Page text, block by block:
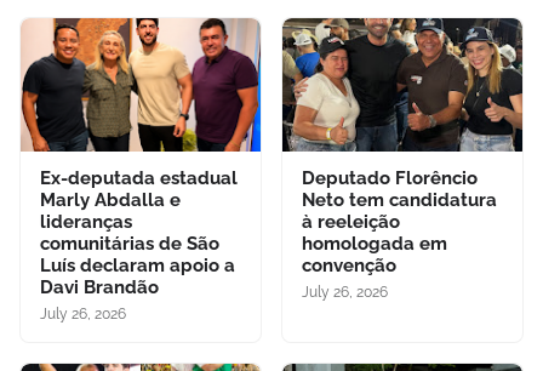
Ex-deputada estadual
Marly Abdalla e
lideranças
comunitárias de São
Luís declaram apoio a
Davi Brandão
July 26, 2026
Deputado Florêncio
Neto tem candidatura
à reeleição
homologada em
convenção
July 26, 2026